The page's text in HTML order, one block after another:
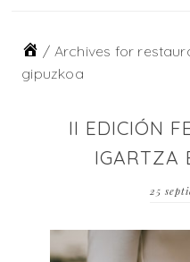
/ Archives for
gipuzkoa
II EDICIÓN
IGARTZA
25